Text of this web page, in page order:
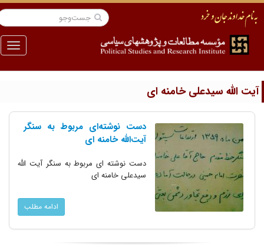
منو
الله سیدعلی خامنه ای
دست نوشته‌ای مربوط به سنگر
آیت‌الله خامنه ای
دست نوشته ای مربوط به سنگر آیت الله
سیدعلی خامنه ای
ادامه مطلب